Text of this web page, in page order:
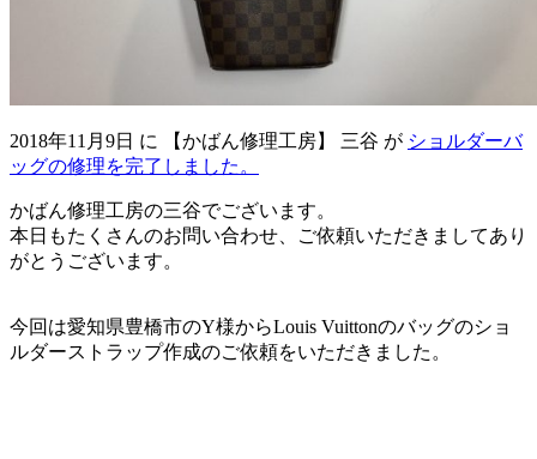
2018年11月9日 に 【かばん修理工房】 三谷 が ショルダーバ
ッグの修理を完了しました。
かばん修理工房の三谷でございます。
本日もたくさんのお問い合わせ、ご依頼いただきましてあり
がとうございます。
今回は愛知県豊橋市のY様からLouis Vuittonのバッグのショ
ルダーストラップ作成のご依頼をいただきました。